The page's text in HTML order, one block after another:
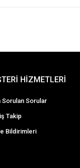
HİZMETLERİ
Sorulan Sorular
Takip
Bildirimleri